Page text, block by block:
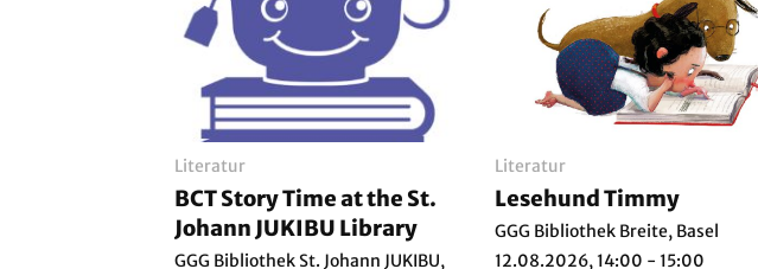
Literatur
BCT Story Time at the St.
Johann JUKIBU Library
GGG Bibliothek St. Johann JUKIBU,
Literatur
Lesehund Timmy
GGG Bibliothek Breite, Basel
12.08.2026, 14:00 - 15:00